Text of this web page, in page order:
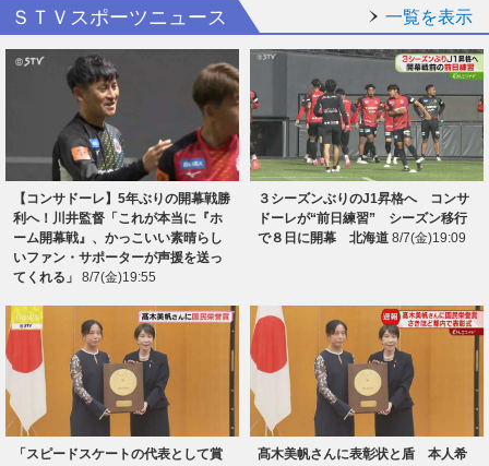
ＳＴＶスポーツニュース 一覧を表示
【コンサドーレ】5年ぶりの開幕戦勝
利へ！川井監督「これが本当に『ホ
ーム開幕戦』、かっこいい素晴らし
いファン・サポーターが声援を送っ
てくれる」
8/7(金)19:55
３シーズンぶりのJ1昇格へ コンサ
ドーレが“前日練習” シーズン移行
で８日に開幕 北海道 8/7(金)19:09
「スピードスケートの代表として賞
髙木美帆さんに表彰状と盾 本人希